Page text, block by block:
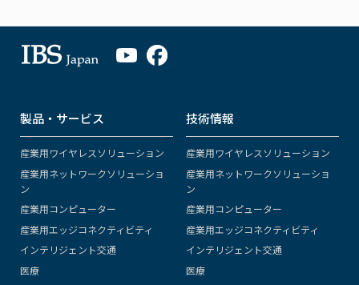
製品・サービス
産業用ワイヤレスソリューション
産業用ネットワークソリューショ
ン
産業用コンピューター
産業用エッジコネクティビティ
インテリジェント交通
医療
技術情報
産業用ワイヤレスソリューション
産業用ネットワークソリューショ
ン
産業用コンピューター
産業用エッジコネクティビティ
インテリジェント交通
医療